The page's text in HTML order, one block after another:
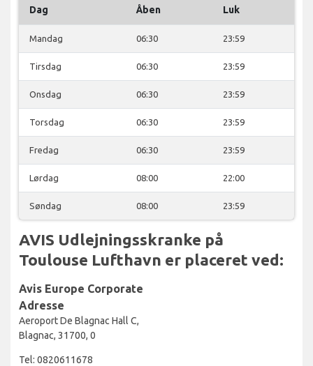
Dag Åben Luk
Mandag 06:30 23:59
Tirsdag 06:30 23:59
Onsdag 06:30 23:59
Torsdag 06:30 23:59
Fredag 06:30 23:59
Lørdag 08:00 22:00
Søndag 08:00 23:59
AVIS Udlejningsskranke på
Toulouse Lufthavn er placeret ved:
Avis Europe Corporate
Adresse
Aeroport De Blagnac Hall C,
Blagnac, 31700, 0
Tel: 0820611678